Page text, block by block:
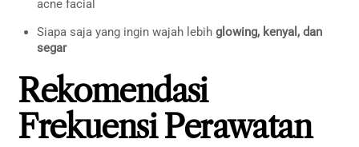
acne facial
Siapa saja yang ingin wajah lebihglowing, kenyal, dan
segar
Rekomendasi
Frekuensi Perawatan